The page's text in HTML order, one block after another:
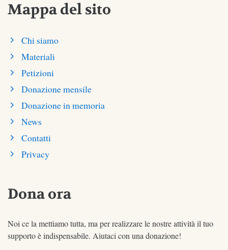
Mappa del sito
Chi siamo
Materiali
Petizioni
Donazione mensile
Donazione in memoria
News
Contatti
Privacy
Dona ora
Noi ce la mettiamo tutta, ma per realizzare le nostre attività il tuo
supporto è indispensabile. Aiutaci con una donazione!